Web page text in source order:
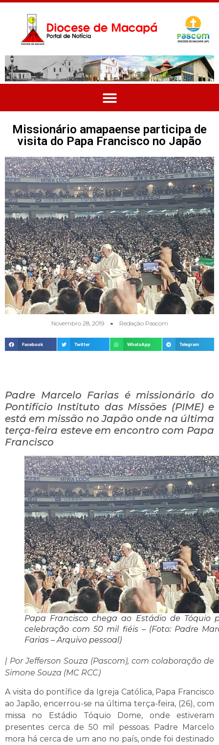
Missionário amapaense participa de
visita do Papa Francisco no Japão
Novembro 28, 2019 Redação Pascom
Facebook Twitter WhatsApp Telegram
Padre Marcelo Farias é missionário do
Pontifício Instituto das Missões (PIME) e
está em missão no Japão onde na última
terça-feira esteve em encontro com Papa
Francisco
Papa Francisco chega ao Estádio de Tóquio
celebração com 50 mil fiéis – (Foto: Padre
Farias – Arquivo pessoal)
| Por Jefferson Souza (Pascom), com colaboração de
Simone Souza (MC RCC)
A visita do pontífice da Igreja Católica, Papa Francisco
ao Japão, encerrou-se na última terça-feira, (26), com
missa no Estádio Tóquio Dome, onde estiveram
presentes cerca de 50 mil pessoas. Padre Marcelo
mora há cerca de um ano no país, onde foi destinado